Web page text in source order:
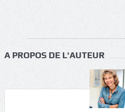
A PROPOS DE L'AUTEUR